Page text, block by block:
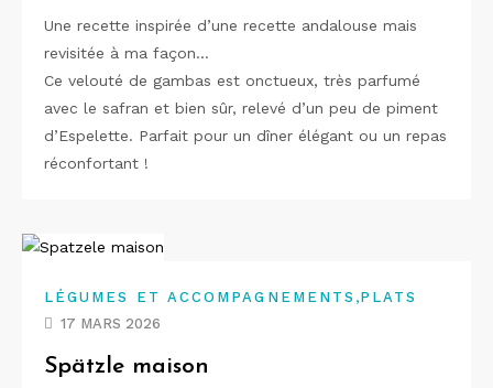
Une recette inspirée d’une recette andalouse mais
revisitée à ma façon…
Ce velouté de gambas est onctueux, très parfumé
avec le safran et bien sûr, relevé d’un peu de piment
d’Espelette. Parfait pour un dîner élégant ou un repas
réconfortant !
LÉGUMES ET ACCOMPAGNEMENTS ,PLATS
17 MARS 2026
Spätzle maison